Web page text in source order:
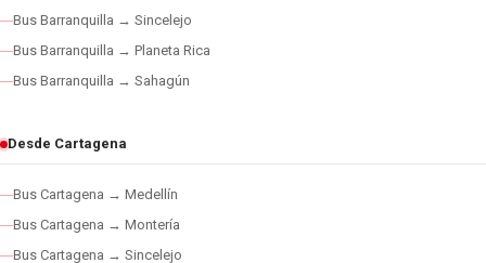
Bus Barranquilla → Sincelejo
Bus Barranquilla → Planeta Rica
Bus Barranquilla → Sahagún
Desde Cartagena
Bus Cartagena → Medellín
Bus Cartagena → Montería
Bus Cartagena → Sincelejo